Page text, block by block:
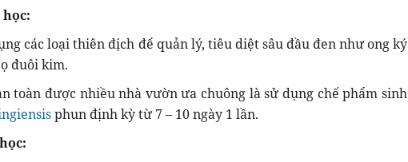
các loại thiên địch để quản lý, tiêu diệt sâu đầu đen như ong ký
đuôi kim.
toàn được nhiều nhà vườn ưa chuông là sử dụng chế phẩm sinh
phun định kỳ từ 7 – 10 ngày 1 lần.